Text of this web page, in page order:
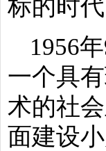
标的时
1956
一个具
术的社
面建设